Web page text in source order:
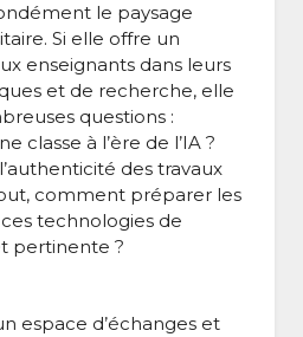
le paysage
Si elle offre un
enseignants dans leurs
et de recherche, elle
questions :
classe à l’ère de l’IA ?
des travaux
comment préparer les
technologies de
pertinente ?
espace d’échanges et